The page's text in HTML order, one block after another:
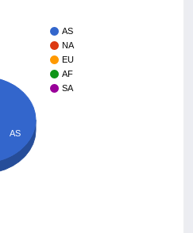
AS
NA
EU
AF
SA
AS